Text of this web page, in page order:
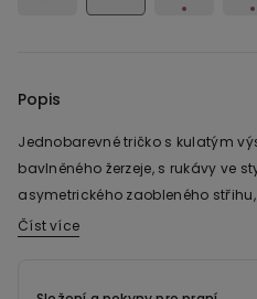
Popis
Jednobarevné tričko s kulatým
bavlněného žerzeje, s rukávy ve
asymetrického zaobleného
střih.
Číst více